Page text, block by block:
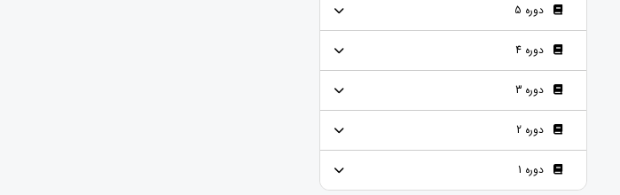
دوره 5
دوره 4
دوره 3
دوره 2
دوره 1